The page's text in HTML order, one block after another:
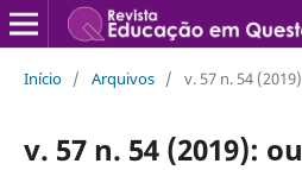
Início / Arquivos / v. 57 n. 54
v. 57 n. 54 (2019):